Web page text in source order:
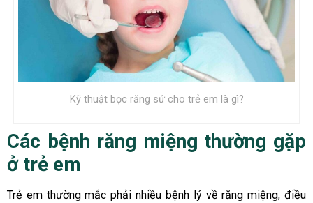
Kỹ thuật bọc răng sứ cho trẻ em là gì?
Các bệnh răng miệng thường gặp
ở trẻ em
Trẻ em thường mắc phải nhiều bệnh lý về răng miệng, điều